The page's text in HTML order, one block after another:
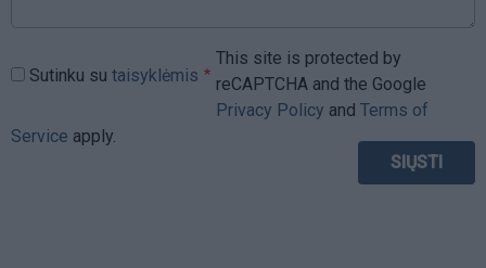
Sutinku su taisyklėmis
This site is protected by
reCAPTCHA and the Google
Privacy Policy and Terms of
Service apply.